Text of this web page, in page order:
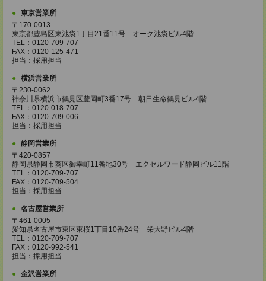
東京営業所
〒170-0013
東京都豊島区東池袋1丁目21番11号 オーク池袋ビル4階
TEL：0120-709-707
FAX：0120-125-471
担当：採用担当
横浜営業所
〒230-0062
神奈川県横浜市鶴見区豊岡町3番17号 朝日生命鶴見ビル4階
TEL：0120-018-707
FAX：0120-709-006
担当：採用担当
静岡営業所
〒420-0857
静岡県静岡市葵区御幸町11番地30号 エクセルワード静岡ビル11階
TEL：0120-709-707
FAX：0120-709-504
担当：採用担当
名古屋営業所
〒461-0005
愛知県名古屋市東区東桜1丁目10番24号 栄大野ビル4階
TEL：0120-709-707
FAX：0120-992-541
担当：採用担当
金沢営業所